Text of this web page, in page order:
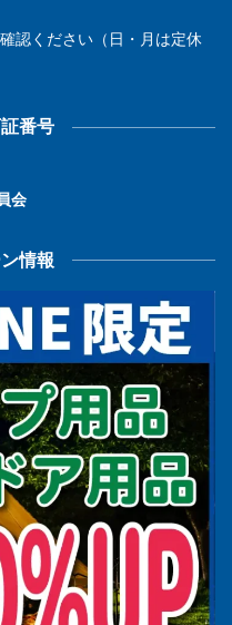
認ください（日・月は定休
番号
会
情報